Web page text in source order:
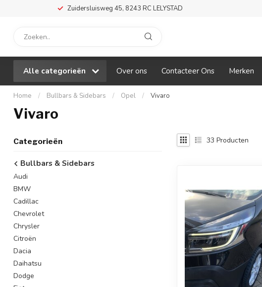
Zuidersluisweg 45, 8243 RC LELYSTAD
Alle categorieën Over ons Contacteer Ons Merken
Home / Bullbars & Sidebars / Opel / Vivaro
Vivaro
Categorieën
Bullbars & Sidebars
Audi
BMW
Cadillac
Chevrolet
Chrysler
Citroën
Dacia
Daihatsu
Dodge
33 Producten